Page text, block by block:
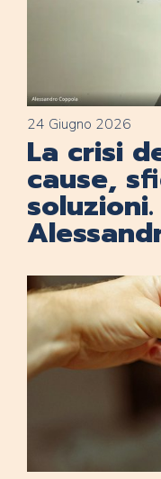
24 Giugno 2026
La crisi
cause,